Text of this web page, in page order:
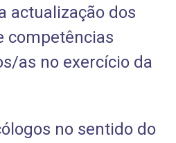
actualização dos
competências
as no exercício da
no sentido do